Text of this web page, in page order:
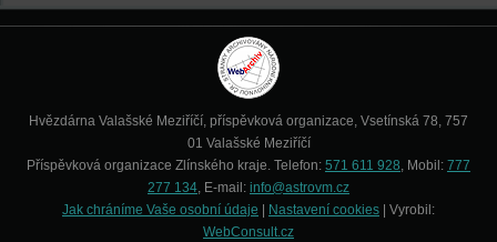
Hvězdárna Valašské Meziříčí, příspěvková organizace, Vsetínská 78, 757
01 Valašské Meziříčí
Příspěvková organizace Zlínského kraje. Telefon: 571 611 928, Mobil: 777
277 134, E-mail: info@astrovm.cz
Jak chráníme Vaše osobní údaje
Nastavení cookies | Vyrobil:
WebConsult.cz